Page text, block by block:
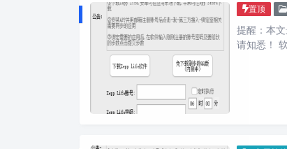
置顶
提醒：本
请知悉！